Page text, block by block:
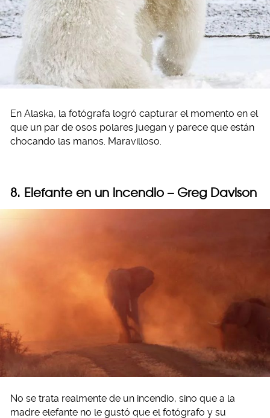
En Alaska, la fotógrafa logró capturar el momento en el
que un par de osos polares juegan y parece que están
chocando las manos. Maravilloso.
8. Elefante en un incendio – Greg Davison
No se trata realmente de un incendio, sino que a la
madre elefante no le gustó que el fotógrafo y su